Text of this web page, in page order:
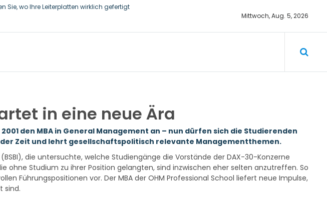
Sie, wo Ihre Leiterplatten wirklich gefertigt
und Stromübertragungsleitungen
Mittwoch, Aug. 5, 2026
in eine neue Ära
den MBA in General Management an – nun dürfen sich die Studierenden
Zeit und lehrt gesellschaftspolitisch relevante Managementthemen.
die untersuchte, welche Studiengänge die Vorstände der DAX-30-Konzerne
ohne Studium zu ihrer Position gelangten, sind inzwischen eher selten anzutreffen. So
Führungspositionen vor. Der MBA der OHM Professional School liefert neue Impulse,
sind.